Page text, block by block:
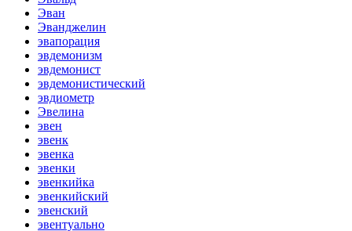
Эван
Эванджелин
эвапорация
эвдемонизм
эвдемонист
эвдемонистический
эвдиометр
Эвелина
эвен
эвенк
эвенка
эвенки
эвенкийка
эвенкийский
эвенский
эвентуально